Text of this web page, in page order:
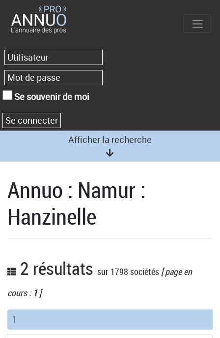
Se souvenir de moi
Afficher la recherche
Annuo : Namur :
Hanzinelle
2 résultats sur 1798 sociétés [ page en
cours : 1]
1